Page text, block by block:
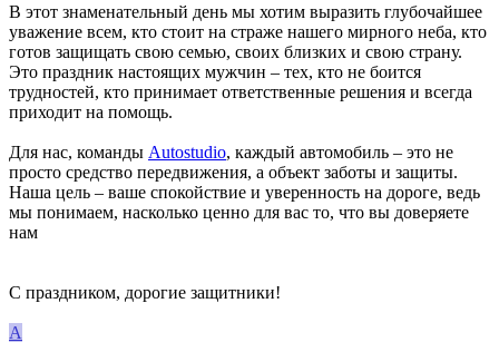
В этот знаменательный день мы хотим выразить глубочайшее
уважение всем, кто стоит на страже нашего мирного неба, кто
готов защищать свою семью, своих близких и свою страну.
Это праздник настоящих мужчин – тех, кто не боится
трудностей, кто принимает ответственные решения и всегда
приходит на помощь.
Для нас, команды Autostudio, каждый автомобиль – это не
просто средство передвижения, а объект заботы и защиты.
Наша цель – ваше спокойствие и уверенность на дороге, ведь
мы понимаем, насколько ценно для вас то, что вы доверяете
нам
С праздником, дорогие защитники!
A